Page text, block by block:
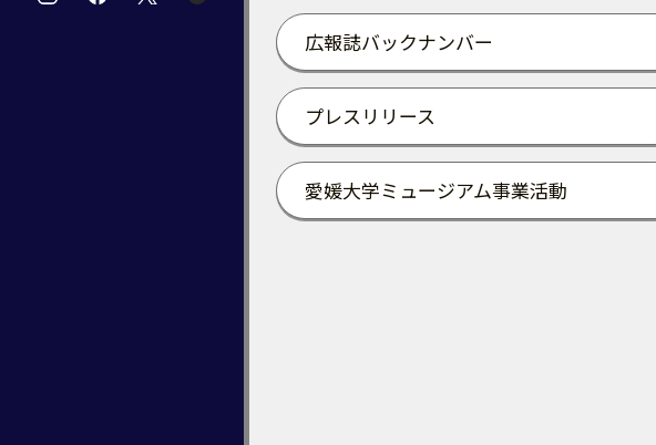
広報誌バックナンバー
プレスリリース
愛媛大学ミュージアム事業活動